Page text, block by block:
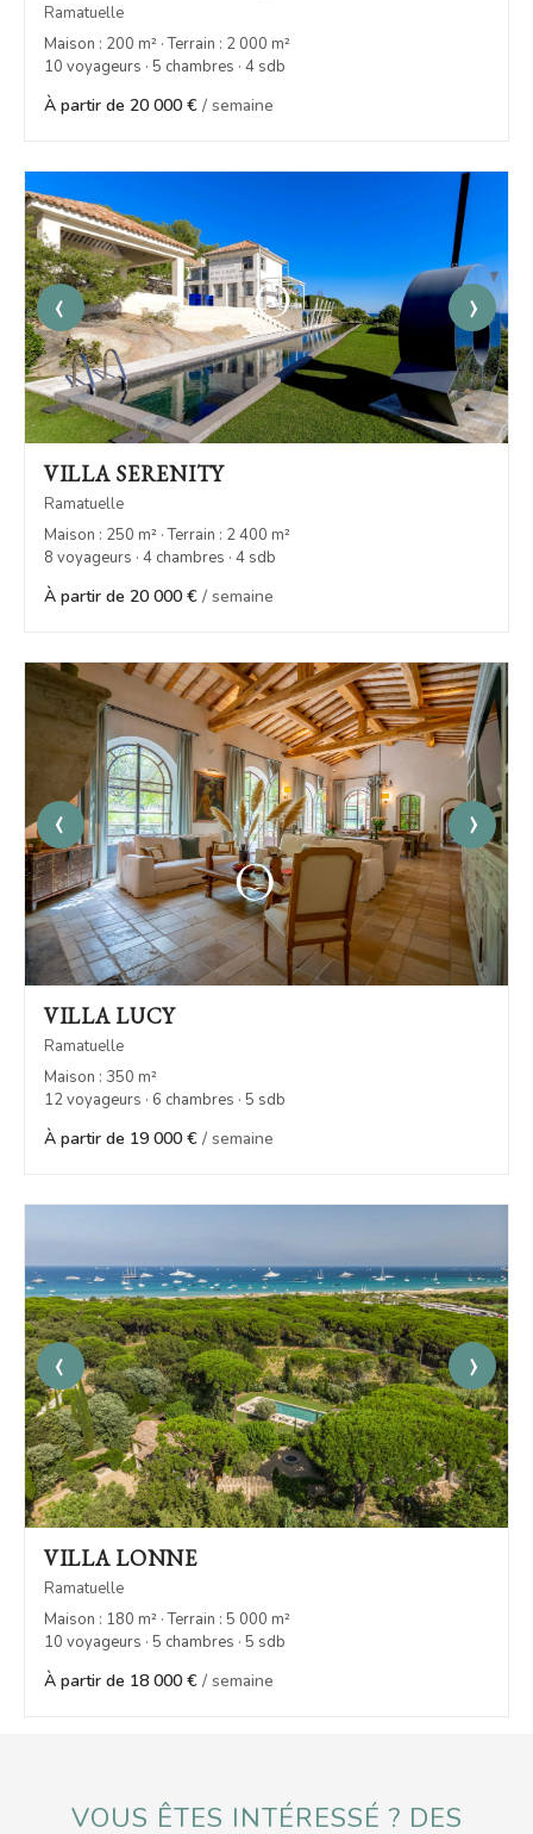
Ramatuelle
Maison : 200 m² · Terrain : 2 000 m²
10 voyageurs · 5 chambres · 4 sdb
À partir de 20 000 € / semaine
‹ ›
VILLA SERENITY
Ramatuelle
Maison : 250 m² · Terrain : 2 400 m²
8 voyageurs · 4 chambres · 4 sdb
À partir de 20 000 € / semaine
‹ ›
VILLA LUCY
Ramatuelle
Maison : 350 m²
12 voyageurs · 6 chambres · 5 sdb
À partir de 19 000 € / semaine
‹ ›
VILLA LONNE
Ramatuelle
Maison : 180 m² · Terrain : 5 000 m²
10 voyageurs · 5 chambres · 5 sdb
À partir de 18 000 € / semaine
VOUS ÊTES INTÉRESSÉ ? DES